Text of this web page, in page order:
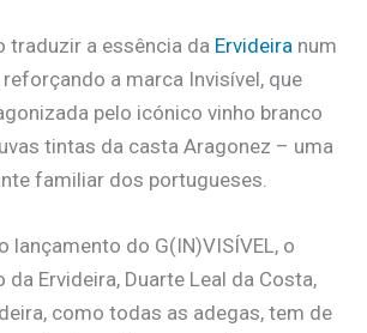
traduzir a essência da Ervideira num
a marca Invisível, que
pelo icónico vinho branco
tintas da casta Aragonez – uma
familiar dos portugueses.
lançamento do G(IN)VISÍVEL, o
Ervideira, Duarte Leal da Costa,
como todas as adegas, tem de